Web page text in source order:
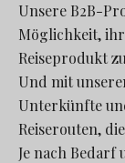
Unsere B2B-
Möglichkeit,
Reiseprodukt
Und mit
Unterkünfte
Reiserouten,
Je nach Bedarf